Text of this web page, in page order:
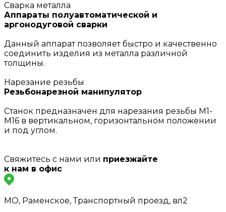
Сварка металла
Аппараты полуавтоматической и
аргонодуговой сварки
Данный аппарат позволяет быстро и качественно
соединить изделия из металла различной
толщины.
Нарезание резьбы
Резьбонарезной манипулятор
Станок предназначен для нарезания резьбы М1-
М16 в вертикальном, горизонтальном положении
и под углом.
Свяжитесь с нами или приезжайте
к нам в офис
МО, Раменское, Транспортный проезд, вл2